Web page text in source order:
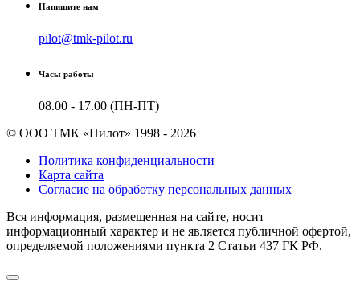
Напишите нам
pilot@tmk-pilot.ru
Часы работы
08.00 - 17.00 (ПН-ПТ)
© ООО ТМК «Пилот» 1998 - 2026
Политика конфиденциальности
Карта сайта
Согласие на обработку персональных данных
Вся информация, размещенная на сайте, носит
информационный характер и не является публичной офертой,
определяемой положениями пункта 2 Cтатьи 437 ГК РФ.